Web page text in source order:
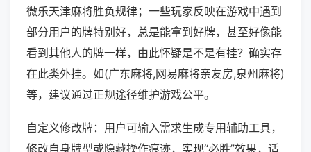
微乐天津麻将胜负规律；一些玩家反映在游戏中遇到
部分用户的牌特别好，总是能拿到好牌，甚至好像能
看到其他人的牌一样，由此怀疑是不是有挂？确实存
在此类外挂。如(广东麻将,网易麻将亲友房,泉州麻将)
等，建议通过正规途径维护游戏公平。
自定义修改牌：用户可输入需求生成专用辅助工具，
修改自身牌型或隐藏操作痕迹，实现“必胜”效果，适